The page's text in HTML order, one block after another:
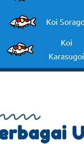
Koi
Koi
Karasugoi